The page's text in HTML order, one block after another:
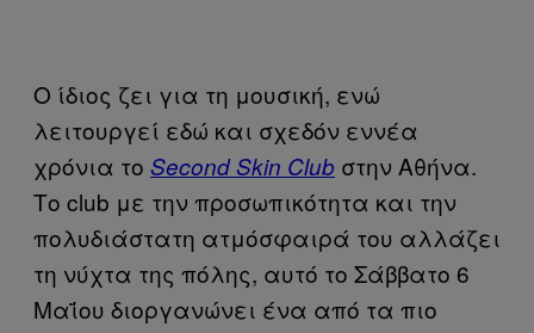
Ο ίδιος ζει για τη μουσική, ενώ
λειτουργεί εδώ και σχεδόν εννέα
χρόνια το Second Skin Club στην Αθήνα.
Το club με την προσωπικότητα και την
πολυδιάστατη ατμόσφαιρά του αλλάζει
τη νύχτα της πόλης, αυτό το Σάββατο 6
Μαΐου διοργανώνει ένα από τα πιο